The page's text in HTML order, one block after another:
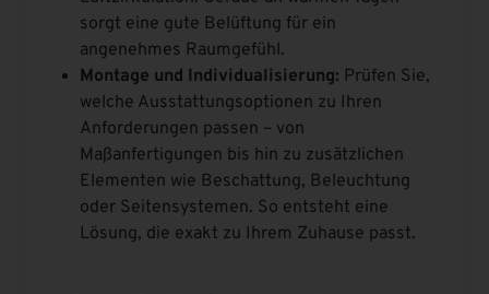
sorgt eine gute Belüftung für ein
angenehmes Raumgefühl.
Montage und Individualisierung: Prüfen Sie,
welche Ausstattungsoptionen zu Ihren
Anforderungen passen – von
Maßanfertigungen bis hin zu zusätzlichen
Elementen wie Beschattung, Beleuchtung
oder Seitensystemen. So entsteht eine
Lösung, die exakt zu Ihrem Zuhause passt.